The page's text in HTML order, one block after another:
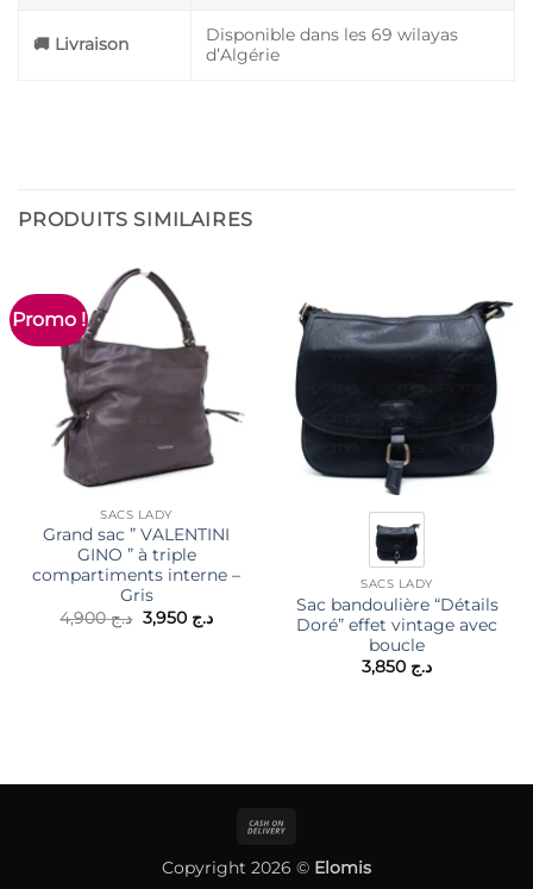
🚚 Livraison
Disponible dans les 69 wilayas
d’Algérie
PRODUITS SIMILAIRES
Promo !
SACS LADY
Grand sac ” VALENTINI
GINO ” à triple
compartiments interne –
Gris
د.ج4,900
Le
prix
د.ج 3,950
Le
SACS LADY
Sac bandoulière “Détails
Doré” effet vintage avec
boucle
د.ج
Delivery
Copyright 2026 © Elomis